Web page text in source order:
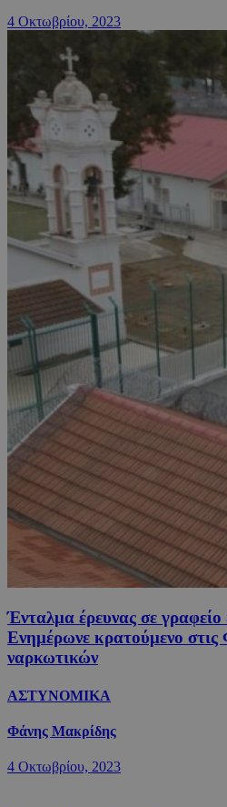
4 Οκτωβρίου, 2023
Ένταλμα έρευνας σε
Ενημέρωνε κρατούμενο στις
ναρκωτικών
ΑΣΤΥΝΟΜΙΚΑ
Φάνης Μακρίδης
4 Οκτωβρίου, 2023